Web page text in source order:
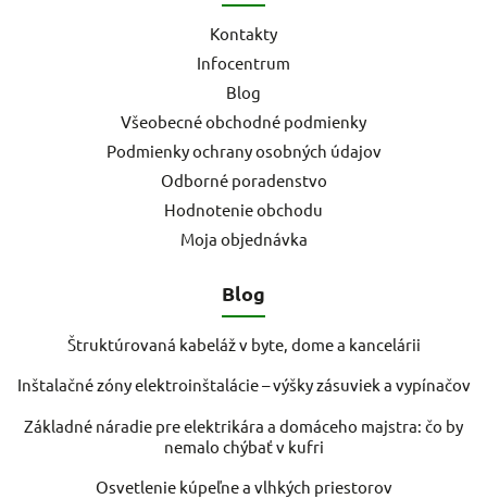
Kontakty
Infocentrum
Blog
Všeobecné obchodné podmienky
Podmienky ochrany osobných údajov
Odborné poradenstvo
Hodnotenie obchodu
Moja objednávka
Blog
Štruktúrovaná kabeláž v byte, dome a kancelárii
Inštalačné zóny elektroinštalácie – výšky zásuviek a vypínačov
Základné náradie pre elektrikára a domáceho majstra: čo by
nemalo chýbať v kufri
Osvetlenie kúpeľne a vlhkých priestorov